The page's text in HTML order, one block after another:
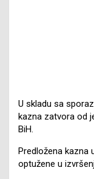
U skladu sa
kazna zatvora od
BiH.
Predložena kazna
optužene u